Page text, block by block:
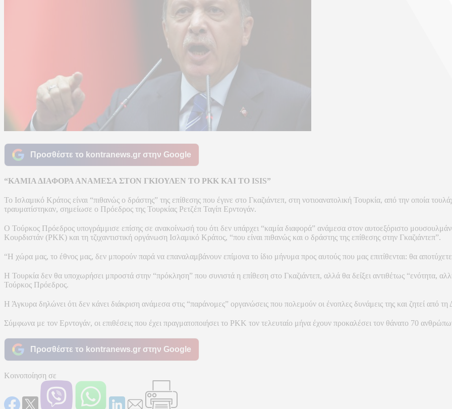
Προσθέστε το kontranews.gr στην Google
“ΚΑΜΙΑ ΔΙΑΦΟΡΑ ΑΝΑΜΕΣΑ ΣΤΟΝ ΓΚΙΟΥΛΕΝ ΤΟ PKK ΚΑΙ ΤΟ ISIS”
Το Ισλαμικό Κράτος είναι “πιθανώς ο δράστης” της επίθεσης που έγινε στο Γκαζιάντεπ, στη νοτιοανατολική Τουρκία, από την οποία
τραυματίστηκαν, σημείωσε ο Πρόεδρος της Τουρκίας Ρετζέπ Ταγίπ Ερντογάν.
Ο Τούρκος Πρόεδρος υπογράμμισε επίσης σε ανακοίνωσή του ότι δεν υπάρχει “καμία διαφορά” ανάμεσα στον αυτοεξόριστο
Κουρδιστάν (PKK) και τη τζιχαντιστική οργάνωση Ισλαμικό Κράτος, “που είναι πιθανώς και ο δράστης της επίθεσης στην Γκαζιάντεπ”.
“Η χώρα μας, το έθνος μας, δεν μπορούν παρά να επαναλαμβάνουν επίμονα το ίδιο μήνυμα προς αυτούς που μας επιτίθενται: θα
Η Τουρκία δεν θα υποχωρήσει μπροστά στην “πρόκληση” που συνιστά η επίθεση στο Γκαζιάντεπ, αλλά θα δείξει αντιθέτως “ενότητα,
Τούρκος Πρόεδρος.
Η Άγκυρα δηλώνει ότι δεν κάνει διάκριση ανάμεσα στις “παράνομες” οργανώσεις που πολεμούν οι ένοπλες δυνάμεις της και ζητεί από
Σύμφωνα με τον Ερντογάν, οι επιθέσεις που έχει πραγματοποιήσει το PKK τον τελευταίο μήνα έχουν προκαλέσει τον θάνατο 70
Προσθέστε το kontranews.gr στην Google
Κοινοποίηση σε